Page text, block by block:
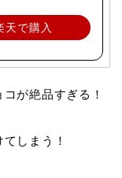
天で購入
が絶品すぎる！
しまう！